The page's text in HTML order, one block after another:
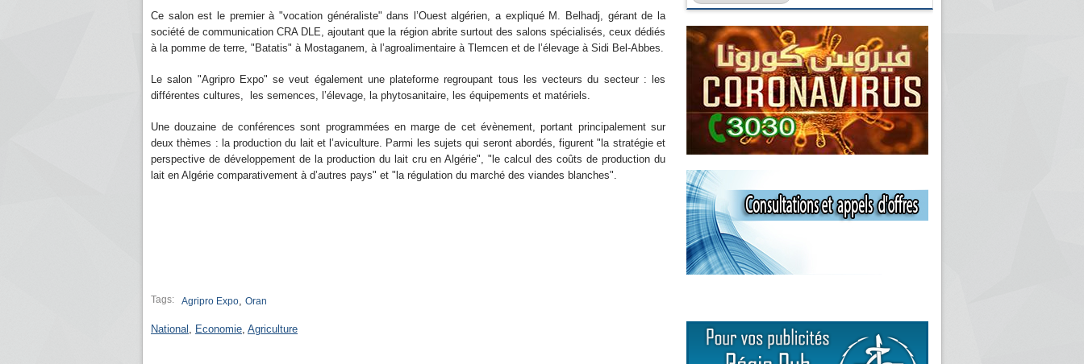
Ce salon est le premier à "vocation généraliste" dans l’Ouest algérien, a expliqué M. Belhadj, gérant de la
société de communication CRA DLE, ajoutant que la région abrite surtout des salons spécialisés, ceux dédiés
à la pomme de terre, "Batatis" à Mostaganem, à l’agroalimentaire à Tlemcen et de l’élevage à Sidi Bel-Abbes.
Le salon "Agripro Expo" se veut également une plateforme regroupant tous les vecteurs du secteur : les
différentes cultures, les semences, l’élevage, la phytosanitaire, les équipements et matériels.
Une douzaine de conférences sont programmées en marge de cet évènement, portant principalement sur
deux thèmes : la production du lait et l’aviculture. Parmi les sujets qui seront abordés, figurent "la stratégie et
perspective de développement de la production du lait cru en Algérie", "le calcul des coûts de production du
lait en Algérie comparativement à d’autres pays" et "la régulation du marché des viandes blanches".
Tags: Agripro Expo, Oran
National , Economie, Agriculture